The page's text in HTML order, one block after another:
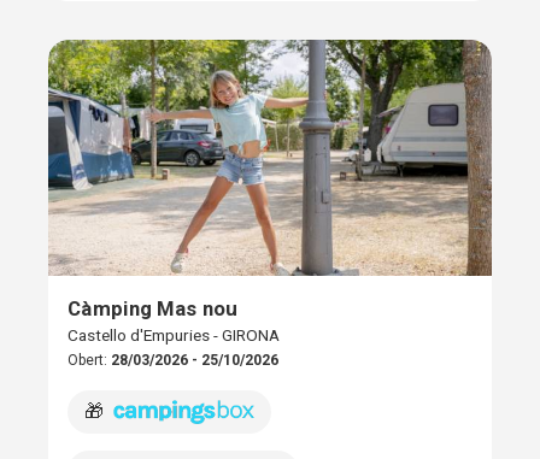
Càmping Mas nou
Castello d'Empuries - GIRONA
Obert: 28/03/2026 - 25/10/2026
🎁